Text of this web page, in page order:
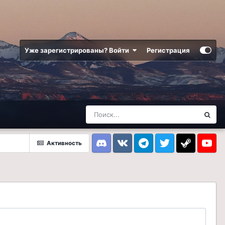
Уже зарегистрированы? Войти Регистрация
Активность
DiscordVK TelegramTwitter Steam